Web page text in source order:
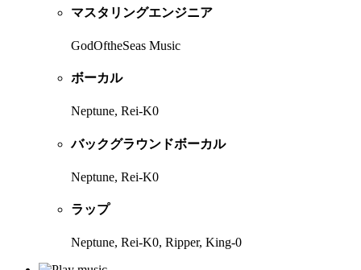
マスタリングエンジニア
GodOftheSeas Music
ボーカル
Neptune, Rei-K0
バックグラウンドボーカル
Neptune, Rei-K0
ラップ
Neptune, Rei-K0, Ripper, King-0